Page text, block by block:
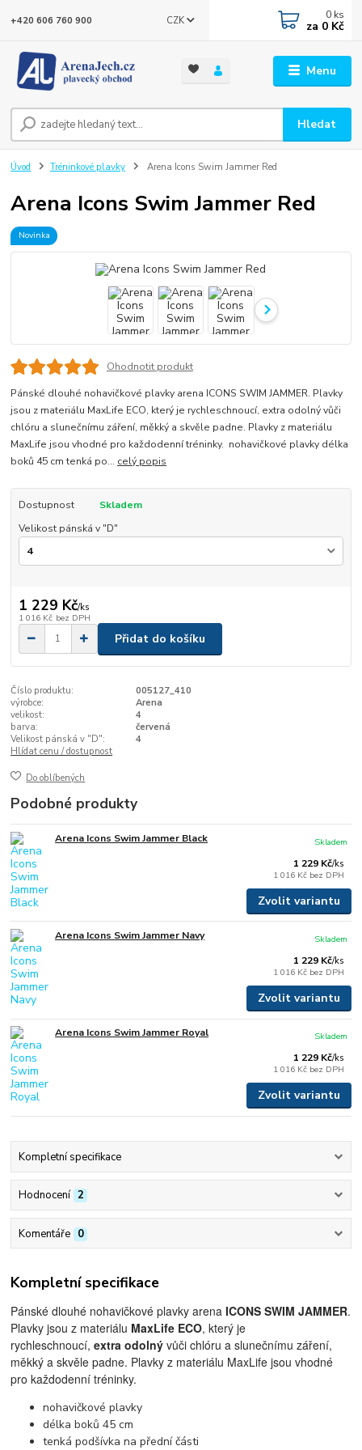
Menu
CZK
Hledat
+420 606 760 900 0 ks
za 0 Kč
Úvod Tréninkové plavky Arena Icons Swim Jammer Red
Arena Icons Swim Jammer Red
Novinka
Ohodnotit produkt
Pánské dlouhé nohavičkové plavky arena ICONS SWIM JAMMER. Plavky
jsou z materiálu MaxLife ECO, který je rychleschnoucí, extra odolný vůči
chlóru a slunečnímu záření, měkký a skvěle padne. Plavky z materiálu
MaxLife jsou vhodné pro každodenní tréninky. nohavičkové plavky délka
boků 45 cm tenká po... celý popis
Dostupnost
Skladem
Velikost pánská v "D"
1 229 Kč/ks
1 016 Kč bez DPH
Přidat do košíku
Číslo produktu:
005127_410
výrobce:
Arena
velikost:
4
barva:
červená
Velikost pánská v "D":
4
Hlídat cenu / dostupnost
Do oblíbených
Podobné produkty
Arena Icons Swim Jammer Black
1 229 Kč/ks
1 016 Kč bez DPH
Skladem
Zvolit variantu
Arena Icons Swim Jammer Navy
1 229 Kč/ks
1 016 Kč bez DPH
Skladem
Zvolit variantu
Arena Icons Swim Jammer Royal
1 229 Kč/ks
1 016 Kč bez DPH
Skladem
Zvolit variantu
Kompletní specifikace
Hodnocení 2
Komentáře 0
Kompletní specifikace
Pánské dlouhé nohavičkové plavky arenaICONS SWIM JAMMER.
Plavky jsou z materiálu MaxLife ECO, který je
rychleschnoucí,extra odolný vůči chlóru a slunečnímu záření,
měkký a skvěle padne. Plavky z materiálu MaxLife jsou vhodné
pro každodenní tréninky.
nohavičkové plavky
délka boků 45 cm
tenká podšívka na přední části